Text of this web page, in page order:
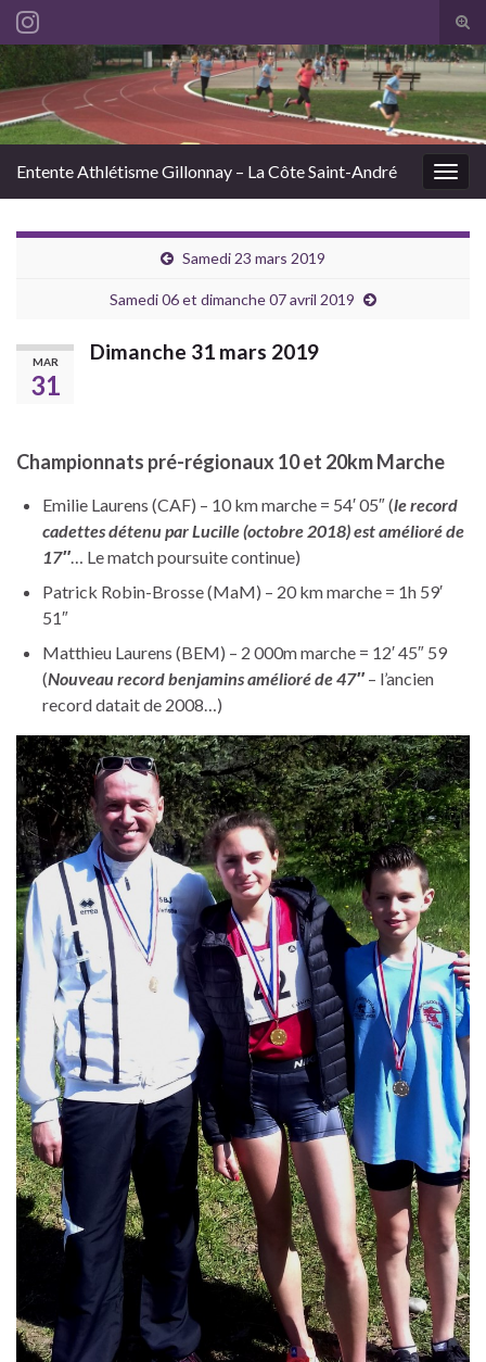
Search for:
Entente Athlétisme Gillonnay – La Côte Saint-André
Samedi 23 mars 2019
Samedi 06 et dimanche 07 avril 2019
MAR
31
Dimanche 31 mars 2019
Championnats pré-régionaux 10 et 20km Marche
Emilie Laurens (CAF) – 10 km marche = 54′ 05″ (le record
cadettes détenu par Lucille (octobre 2018) est amélioré de
17″… Le match poursuite continue)
Patrick Robin-Brosse (MaM) – 20 km marche = 1h 59′
51″
Matthieu Laurens (BEM) – 2 000m marche = 12′ 45″ 59
(Nouveau record benjamins amélioré de 47″ – l’ancien
record datait de 2008…)